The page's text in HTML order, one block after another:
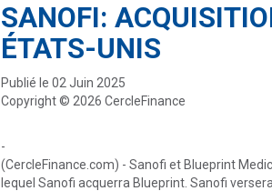
SANOFI:
ÉTATS-UNIS
Publié le 02 Juin 2025
Copyright © 2026 CercleFinance
-
(CercleFinance.com) - Sanofi et Blueprint
lequel Sanofi acquerra Blueprint. Sanofi